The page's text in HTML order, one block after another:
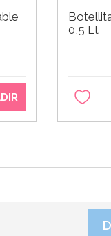
0,5 Lt